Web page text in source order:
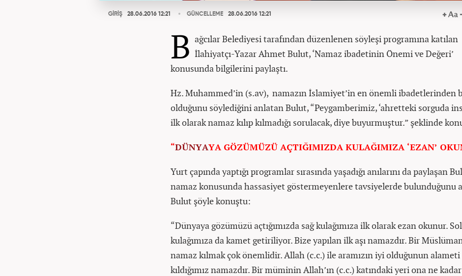
GİRİŞ 28.06.2016 12:21 GÜNCELLEME 28.06.2016 12:21
B ağcılar Belediyesi tarafından düzenlenen söyleşi programına katılan
İlahiyatçı-Yazar Ahmet Bulut, ‘Namaz ibadetinin Önemi ve Değeri’
konusunda bilgilerini paylaştı.
Hz. Muhammed’in (s.av), namazın İslamiyet’in en önemli ibadetlerinden
olduğunu söylediğini anlatan Bulut, “Peygamberimiz, ‘ahretteki sorguda
ilk olarak namaz kılıp kılmadığı sorulacak, diye buyurmuştur.” şeklinde
“DÜNYAYA GÖZÜMÜZÜ AÇTIĞIMIZDA KULAĞIMIZA ‘EZAN’
Yurt çapında yaptığı programlar sırasında yaşadığı anılarını da paylaşan
namaz konusunda hassasiyet göstermeyenlere tavsiyelerde bulunduğunu
Bulut şöyle konuştu:
“Dünyaya gözümüzü açtığımızda sağ kulağımıza ilk olarak ezan okunur. Sol
kulağımıza da kamet getiriliyor. Bize yapılan ilk aşı namazdır. Bir
namaz kılmak çok önemlidir. Allah (c.c.) ile aramızın iyi olduğunun alameti
kıldığımız namazdır. Bir müminin Allah’ın (c.c.) katındaki yeri ona ne